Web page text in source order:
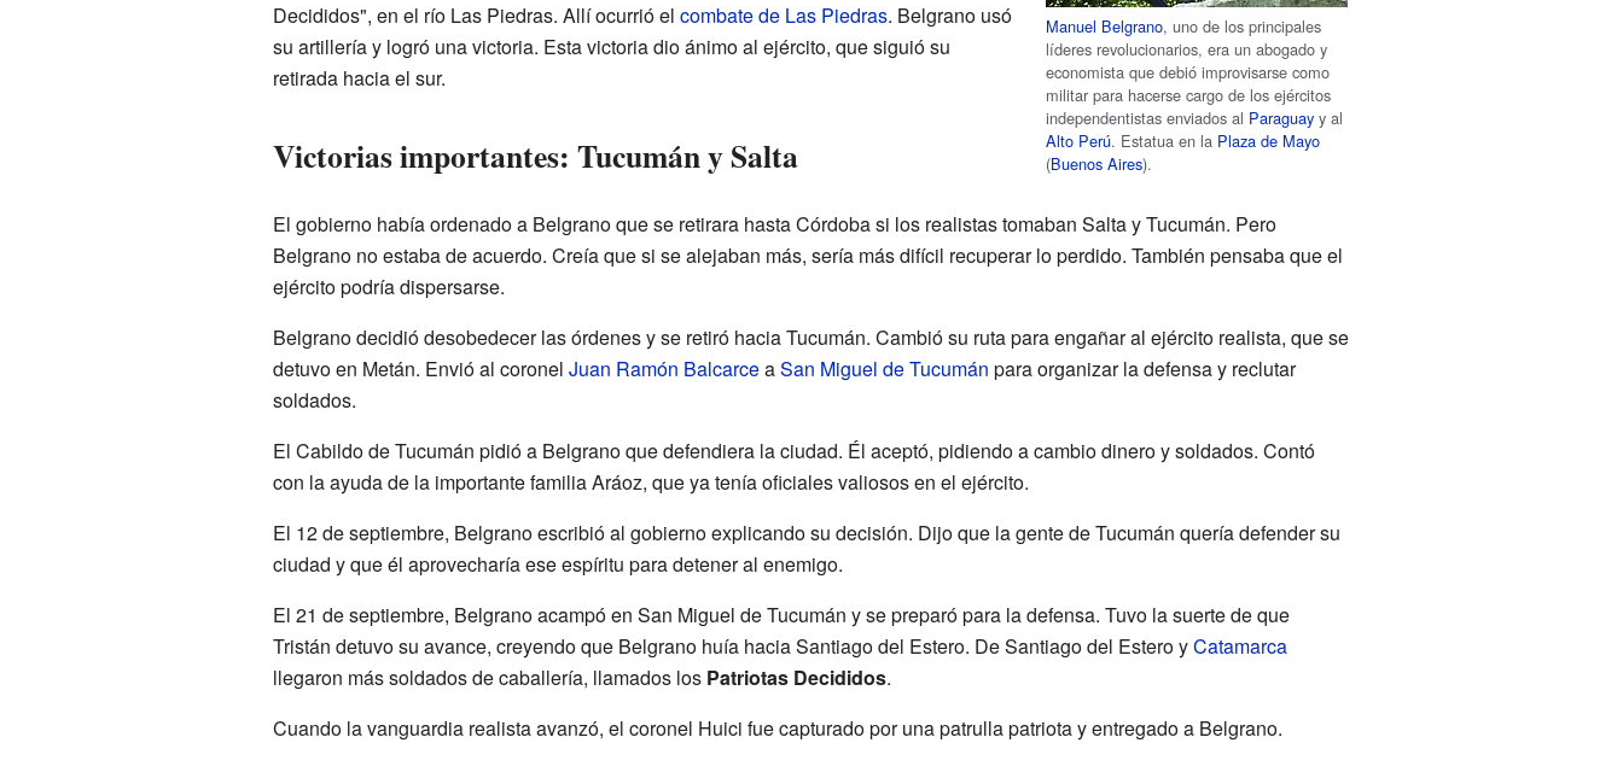
Manuel Belgrano, uno de los principales
líderes revolucionarios, era un abogado y
economista que debió improvisarse como
militar para hacerse cargo de los ejércitos
independentistas enviados al Paraguay y al
Alto Perú. Estatua en la Plaza de Mayo
(Buenos Aires).
Decididos", en el río Las Piedras. Allí ocurrió el combate de Las Piedras. Belgrano usó
su artillería y logró una victoria. Esta victoria dio ánimo al ejército, que siguió su
retirada hacia el sur.
Victorias importantes: Tucumán y Salta
El gobierno había ordenado a Belgrano que se retirara hasta Córdoba si los realistas tomaban Salta y Tucumán. Pero
Belgrano no estaba de acuerdo. Creía que si se alejaban más, sería más difícil recuperar lo perdido. También pensaba que el
ejército podría dispersarse.
Belgrano decidió desobedecer las órdenes y se retiró hacia Tucumán. Cambió su ruta para engañar al ejército realista, que se
detuvo en Metán. Envió al coronel Juan Ramón BalcarceaSan Miguel de Tucumán para organizar la defensa y reclutar
soldados.
El Cabildo de Tucumán pidió a Belgrano que defendiera la ciudad. Él aceptó, pidiendo a cambio dinero y soldados. Contó
con la ayuda de la importante familia Aráoz, que ya tenía oficiales valiosos en el ejército.
El 12 de septiembre, Belgrano escribió al gobierno explicando su decisión. Dijo que la gente de Tucumán quería defender su
ciudad y que él aprovecharía ese espíritu para detener al enemigo.
El 21 de septiembre, Belgrano acampó en San Miguel de Tucumán y se preparó para la defensa. Tuvo la suerte de que
Tristán detuvo su avance, creyendo que Belgrano huía hacia Santiago del Estero. De Santiago del Estero yCatamarca
llegaron más soldados de caballería, llamados los Patriotas Decididos.
Cuando la vanguardia realista avanzó, el coronel Huici fue capturado por una patrulla patriota y entregado a Belgrano.